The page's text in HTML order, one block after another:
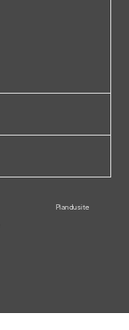
Plan du site